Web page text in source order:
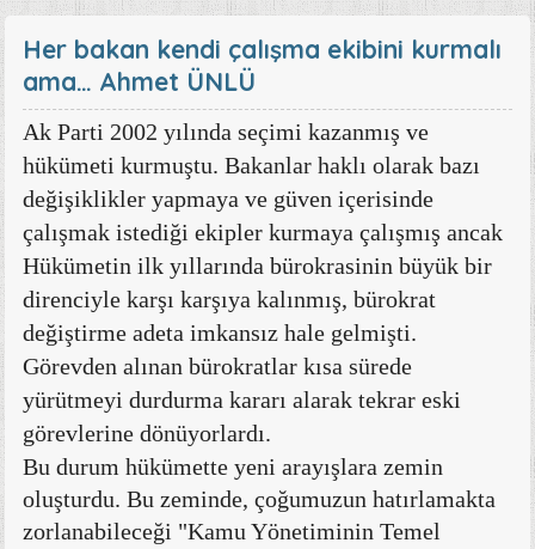
Her bakan kendi çalışma ekibini kurmalı
ama… Ahmet ÜNLÜ
Ak Parti 2002 yılında seçimi kazanmış ve
hükümeti kurmuştu. Bakanlar haklı olarak bazı
değişiklikler yapmaya ve güven içerisinde
çalışmak istediği ekipler kurmaya çalışmış ancak
Hükümetin ilk yıllarında bürokrasinin büyük bir
direnciyle karşı karşıya kalınmış, bürokrat
değiştirme adeta imkansız hale gelmişti.
Görevden alınan bürokratlar kısa sürede
yürütmeyi durdurma kararı alarak tekrar eski
görevlerine dönüyorlardı.
Bu durum hükümette yeni arayışlara zemin
oluşturdu. Bu zeminde, çoğumuzun hatırlamakta
zorlanabileceği "Kamu Yönetiminin Temel